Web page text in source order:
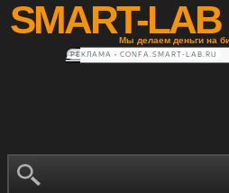
SMART-LAB
Мы делаем деньги на
РЕКЛАМА • CONFA.SMART-LAB.RU